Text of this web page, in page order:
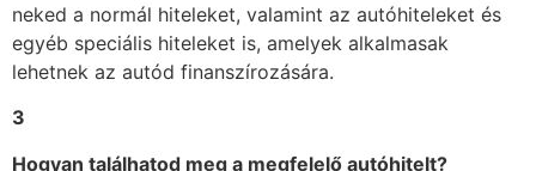
neked a normál hiteleket, valamint az autóhiteleket és
egyéb speciális hiteleket is, amelyek alkalmasak
lehetnek az autód finanszírozására.
3
Hogyan találhatod meg a megfelelő autóhitelt?